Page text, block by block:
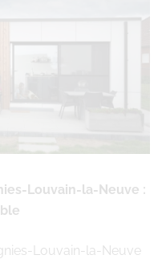
Louvain-la-Neuve :
Louvain-la-Neuve